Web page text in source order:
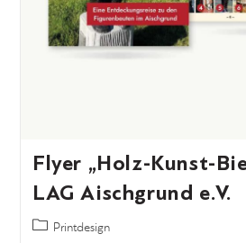
Flyer „Holz-Kunst-
LAG Aischgrund e.V.
Printdesign